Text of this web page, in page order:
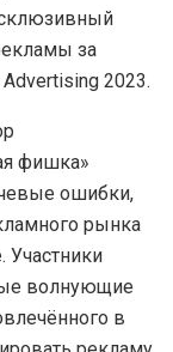
за
2023.
фишка»
ошибки,
рынка
Участники
волнующие
в